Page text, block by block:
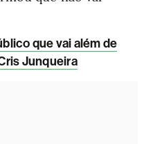
que vai além de
Junqueira